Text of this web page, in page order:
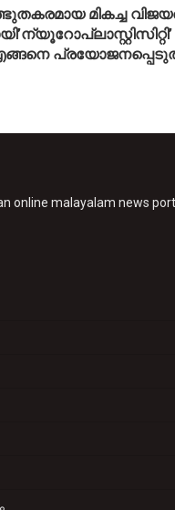
മികച്ച
online malayalam news